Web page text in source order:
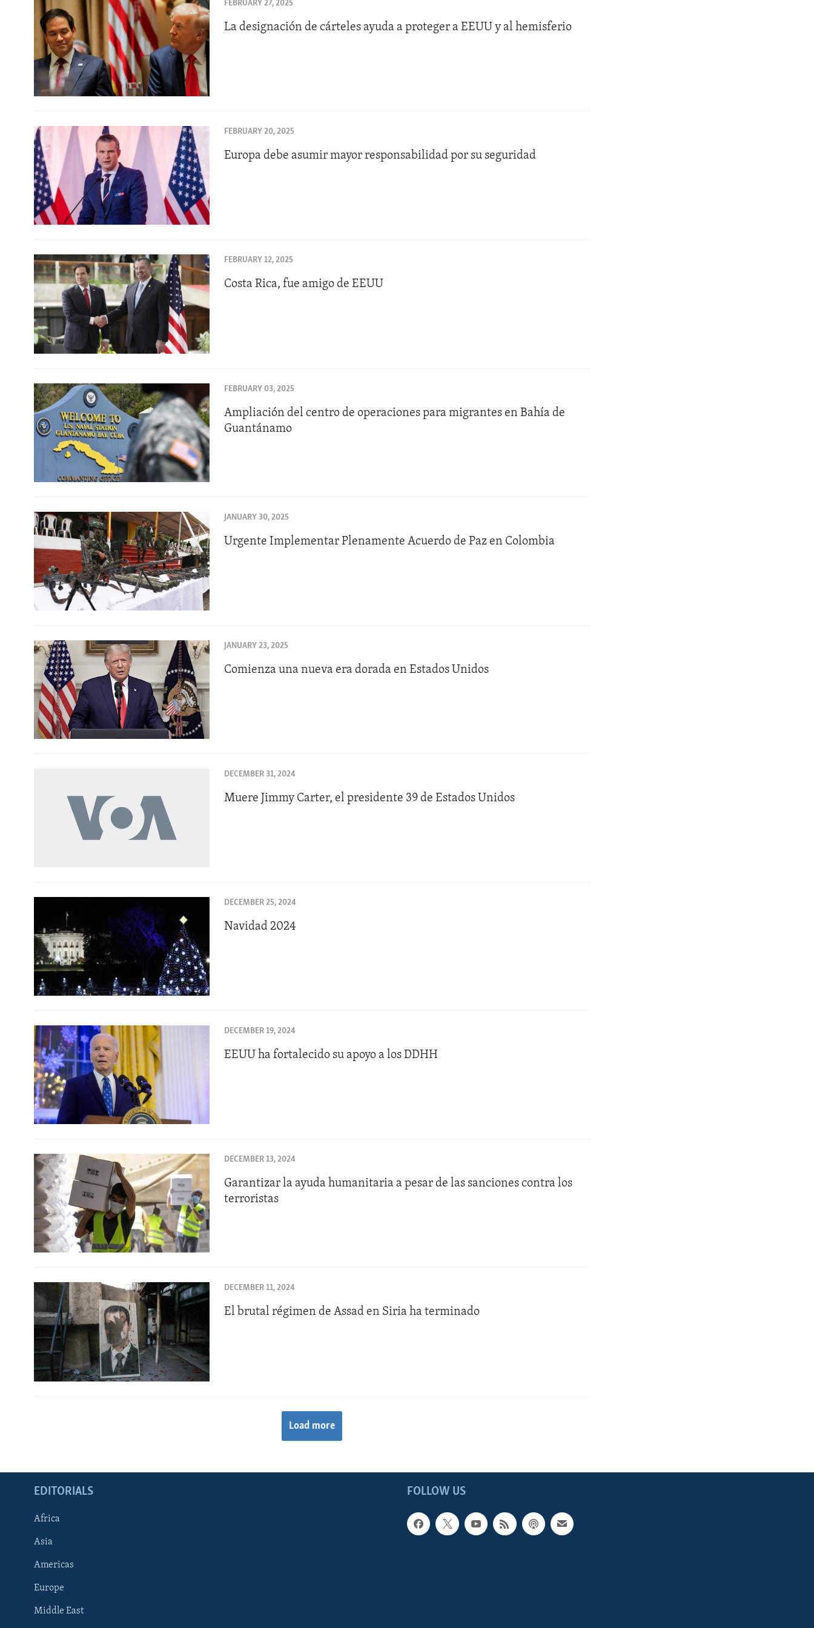
IDEALS AND INSTITUTIONS
FEBRUARY 27, 2025
La designación de cárteles ayuda a proteger a EEUU y al hemisferio
FEBRUARY 20, 2025
Europa debe asumir mayor responsabilidad por su seguridad
FEBRUARY 12, 2025
Costa Rica, fue amigo de EEUU
FEBRUARY 03, 2025
Ampliación del centro de operaciones para migrantes en Bahía de
Guantánamo
JANUARY 30, 2025
Urgente Implementar Plenamente Acuerdo de Paz en Colombia
JANUARY 23, 2025
Comienza una nueva era dorada en Estados Unidos
DECEMBER 31, 2024
Muere Jimmy Carter, el presidente 39 de Estados Unidos
DECEMBER 25, 2024
Navidad 2024
DECEMBER 19, 2024
EEUU ha fortalecido su apoyo a los DDHH
DECEMBER 13, 2024
Garantizar la ayuda humanitaria a pesar de las sanciones contra los
terroristas
DECEMBER 11, 2024
El brutal régimen de Assad en Siria ha terminado
Load more
FOLLOW US
EDITORIALS
Africa
Asia
Americas
Europe
Middle East